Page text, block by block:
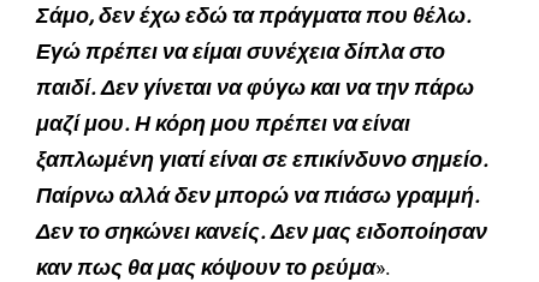
Σάμο, δεν έχω εδώ τα πράγματα που θέλω.
Εγώ πρέπει να είμαι συνέχεια δίπλα στο
παιδί. Δεν γίνεται να φύγω και να την πάρω
μαζί μου. Η κόρη μου πρέπει να είναι
ξαπλωμένη γιατί είναι σε επικίνδυνο σημείο.
Παίρνω αλλά δεν μπορώ να πιάσω γραμμή.
Δεν το σηκώνει κανείς. Δεν μας ειδοποίησαν
καν πως θα μας κόψουν το ρεύμα».